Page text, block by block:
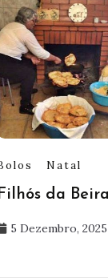
Natal
da
5 Dezembro, 2025